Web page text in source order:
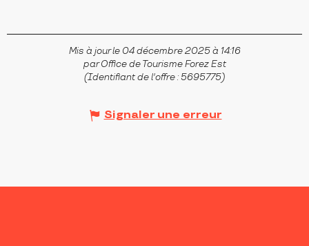
Mis à jour le 04 décembre 2025 à 14:16
par Office de Tourisme Forez Est
(Identifiant de l'offre : 5695775)
Signaler une erreur